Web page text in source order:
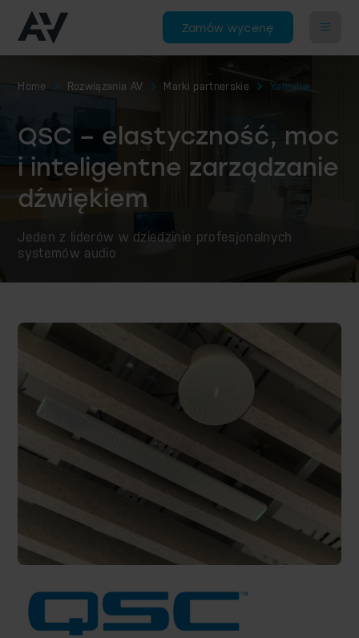
Zamów wycenę
Home Rozwiązania AV Marki partnerskie Yamaha
QSC – elastyczność, moc
i inteligentne zarządzanie
dźwiękiem
Jeden z liderów w dziedzinie profesjonalnych
systemów audio